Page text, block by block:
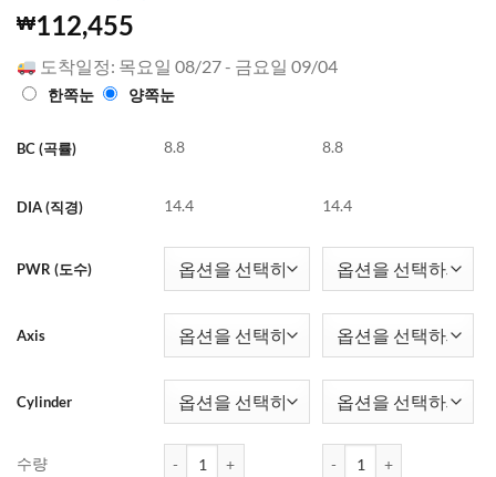
5개의 고객
평가를 기
만점에
127
점
으로 평가
됨
₩112,455
도착일정: 목요일 08/27 - 금요일 09/04
한쪽눈 양쪽눈
BC (곡률) 8.8
DIA (직경) 14.4
PWR (도수)
Axis
Cylinder
수량
8.8
14.4